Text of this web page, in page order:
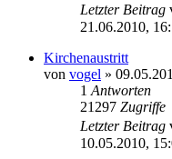
Letzter Beitrag
21.06.2010,
Kirchenaustritt
von vogel »
1 Antworten
21297 Zugriffe
Letzter Beitrag
10.05.2010,